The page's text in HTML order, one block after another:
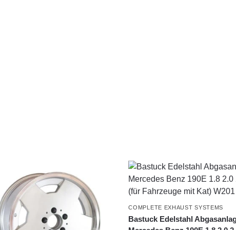
COMPLETE EXHAUST SYSTEMS
Bastuck Edelstahl